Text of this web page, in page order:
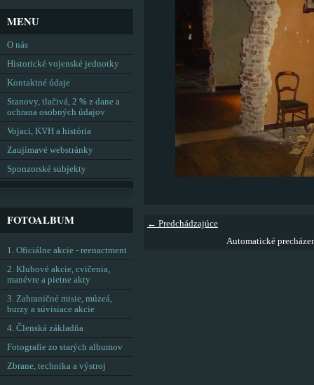
← Predchádzajúce
Automatické
MENU
O nás
Historické vojenské jednotky
Kontaktné údaje
Stanovy, tlačivá, 2 % z dane a
ochrana osobných údajov
Vojaci, KVH a história
Zaujímavé webstránky
Sponzorské subjekty
FOTOALBUM
1. Oficiálne akcie - reenactment
2. Klubové akcie, cvičenia,
manévre a pietne akty
3. Zahraničné misie, múzeá,
burzy a súvisiace akcie
4. Členská základňa
Fotografie zo starých albumov
Zbrane, technika a výstroj